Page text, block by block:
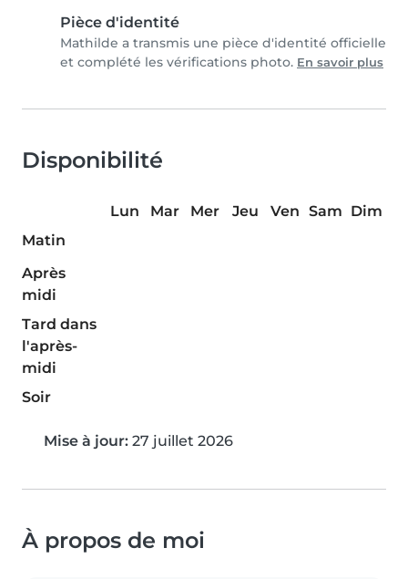
Pièce d'identité
Mathilde a transmis une pièce d'identité officielle
et complété les vérifications photo. En savoir plus
Disponibilité
Lun Mar Mer Jeu Ven Sam Dim
Matin
Après
midi
Tard dans
l'après-
midi
Soir
Mise à jour: 27 juillet 2026
À propos de moi